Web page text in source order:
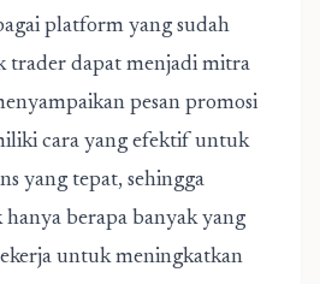
platform yang sudah
trader dapat menjadi mitra
pesan promosi
cara yang efektif untuk
yang tepat, sehingga
berapa banyak yang
untuk meningkatkan